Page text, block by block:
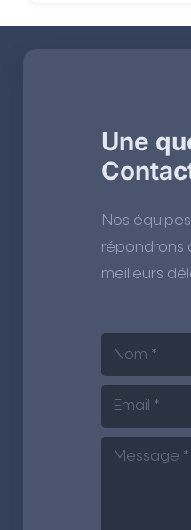
Une
Nos
répondrons
meilleurs